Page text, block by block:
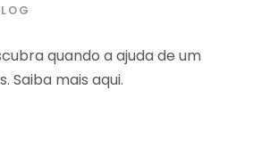
quando a ajuda de um
mais aqui.